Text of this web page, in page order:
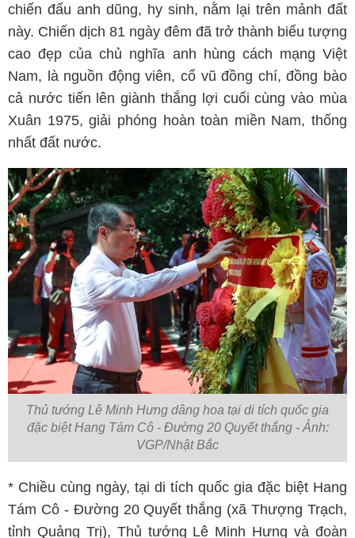
chiến đấu anh dũng, hy sinh, nằm lại trên mảnh đất
này. Chiến dịch 81 ngày đêm đã trở thành biểu tượng
cao đẹp của chủ nghĩa anh hùng cách mạng Việt
Nam, là nguồn động viên, cổ vũ đồng chí, đồng bào
cả nước tiến lên giành thắng lợi cuối cùng vào mùa
Xuân 1975, giải phóng hoàn toàn miền Nam, thống
nhất đất nước.
Thủ tướng Lê Minh Hưng dâng hoa tại di tích quốc gia
đặc biệt Hang Tám Cô - Đường 20 Quyết thắng - Ảnh:
VGP/Nhật Bắc
* Chiều cùng ngày, tại di tích quốc gia đặc biệt Hang
Tám Cô - Đường 20 Quyết thắng (xã Thượng Trạch,
tỉnh Quảng Trị), Thủ tướng Lê Minh Hưng và đoàn